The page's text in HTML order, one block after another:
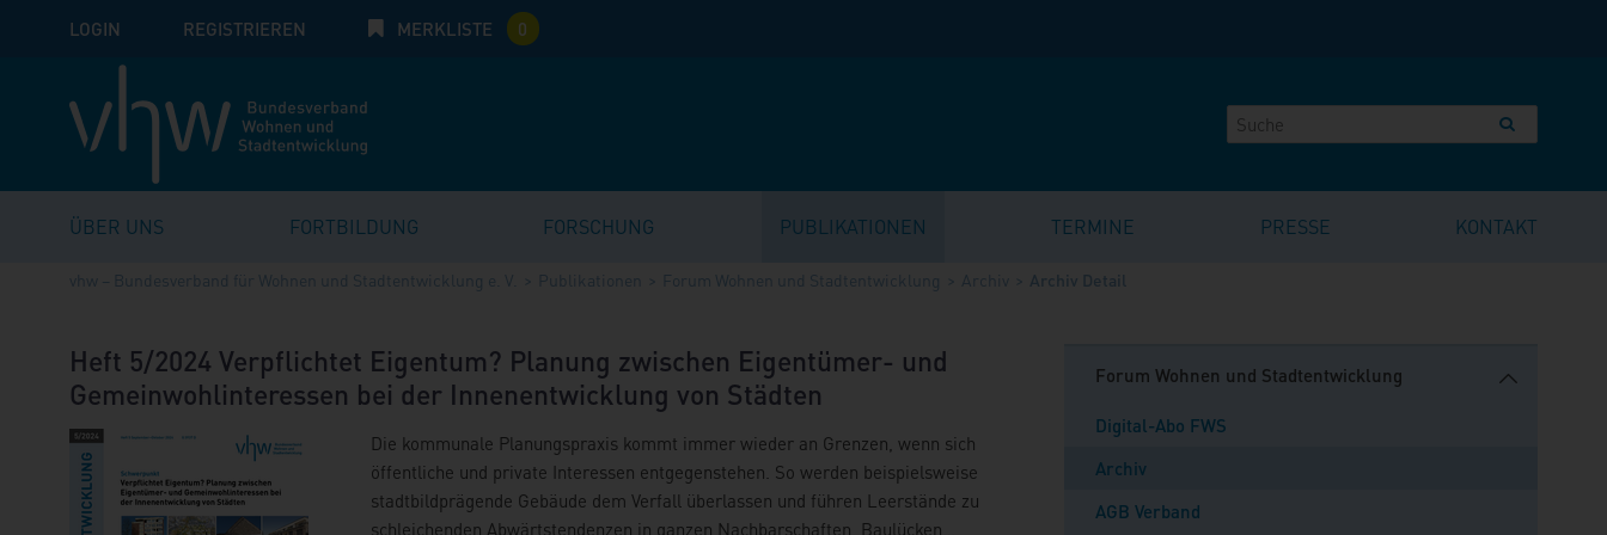
LOGIN E-Mail Passwort:
REGISTRIEREN MERKLISTE 0
ÜBER UNS FORTBILDUNG FORSCHUNG PUBLIKATIONEN TERMINE PRESSE KONTAKT
vhw – Bundesverband für Wohnen und Stadtentwicklung e. V. Publikationen Forum Wohnen und Stadtentwicklung Archiv Archiv Detail
Heft 5/2024 Verpflichtet Eigentum? Planung zwischen Eigentümer- und
Gemeinwohlinteressen bei der Innenentwicklung von Städten
Die kommunale Planungspraxis kommt immer wieder an Grenzen, wenn sich
öffentliche und private Interessen entgegenstehen. So werden beispielsweise
stadtbildprägende Gebäude dem Verfall überlassen und führen Leerstände zu
schleichenden Abwärtstendenzen in ganzen Nachbarschaften. Baulücken
Forum Wohnen und Stadtentwicklung
Digital-Abo FWS
Archiv
AGB Verband